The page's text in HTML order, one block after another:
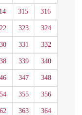
315 316
323 324
331 332
339 340
347 348
355 356
363 364